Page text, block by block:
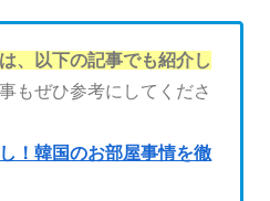
、以下の記事でも紹介し
もぜひ参考にしてくださ
！韓国のお部屋事情を徹